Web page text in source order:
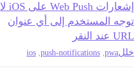
إشعارات Web Push على iOS لا
توجه المستخدم إلى أي عنوان
URL عند النقر
خللpwa
push-notifications
ios